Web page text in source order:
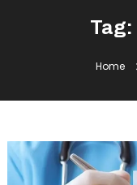
Tag:
Home